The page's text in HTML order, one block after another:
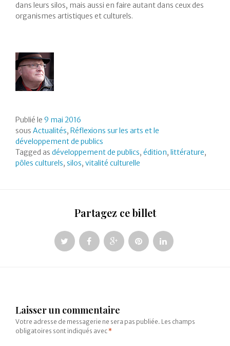
dans leurs silos, mais aussi en faire autant dans ceux des
organismes artistiques et culturels.
Publié le 9 mai 2016
sous Actualités, Réflexions sur les arts et le
développement de publics
Tagged as développement de publics, édition, littérature,
pôles culturels, silos, vitalité culturelle
Partagez ce billet
Laisser un commentaire
Votre adresse de messagerie ne sera pas publiée. Les champs
obligatoires sont indiqués avec*